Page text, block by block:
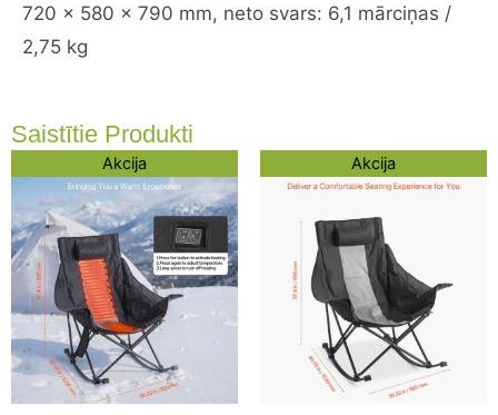
720 x 580 x 790 mm, neto svars: 6,1 mārciņas /
2,75 kg
Saistītie Produkti
Akcija
Original
price
was:
143,87 €.
price
is:
119,67 €.
Akcija
Original
price
126,93 €.
price
is: